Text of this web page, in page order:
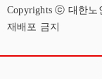
Copyrights ⓒ 대한노
재배포 금지